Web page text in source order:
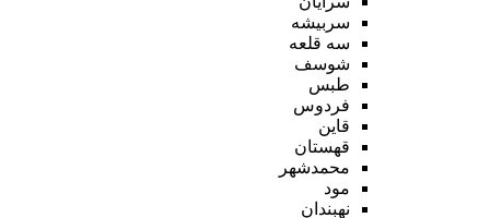
سربیشه
سه قلعه
شوسف
طبس
فردوس
قاین
قهستان
محمدشهر
مود
نهبندان